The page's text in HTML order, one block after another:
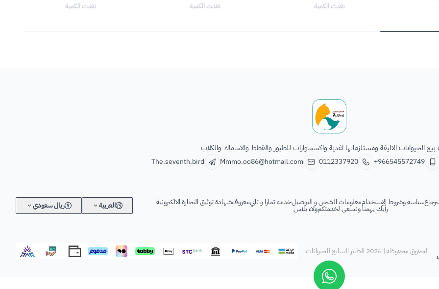
نفدت الكمية نفدت الكمية نفدت الكمية
الحيوانات الاليفة ومستلزماتها اغذية واكسسوارات للطيور والقطط والاسماك والكلاب
+966545572749
0112337920
Mmmo.oo86@hotmail.com
The.seventh.bird
سياسة وشروط الإستخداممعلومات الشحن و التوصيلخدمة تمارا و تابيمعروفشهادة توثيق التجارة الالكترونية
رأيك يهمنا ونسعى لخدمتكمولاء بلاس العربية ريال سعودي
الحقوق محفوظة | 2026 الطائر السابع للحيوانات